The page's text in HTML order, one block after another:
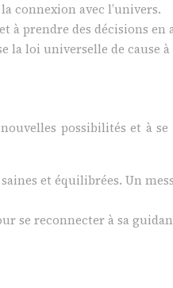
connexion avec l’univers.
prendre des décisions en
la loi universelle de cause
possibilités et à
et équilibrées. Un
se reconnecter à sa